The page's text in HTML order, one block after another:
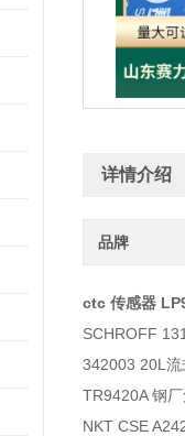
详情介绍
品牌
ctc 传感器
SCHROFF
342003 20L
TR9420A 钢
NKT CSE